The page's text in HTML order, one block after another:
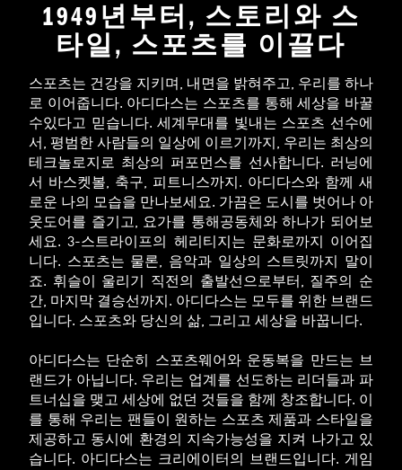
1949년부터, 스토리와 스
타일, 스포츠를 이끌다
스포츠는 건강을 지키며, 내면을 밝혀주고, 우리를 하나
로 이어줍니다. 아디다스는 스포츠를 통해 세상을 바꿀
수있다고 믿습니다. 세계무대를 빛내는 스포츠 선수에
서, 평범한 사람들의 일상에 이르기까지, 우리는 최상의
테크놀로지로 최상의 퍼포먼스를 선사합니다. 러닝에
서 바스켓볼, 축구, 피트니스까지. 아디다스와 함께 새
로운 나의 모습을 만나보세요. 가끔은 도시를 벗어나 아
웃도어를 즐기고, 요가를 통해공동체와 하나가 되어보
세요. 3-스트라이프의 헤리티지는 문화로까지 이어집
니다. 스포츠는 물론, 음악과 일상의 스트릿까지 말이
죠. 휘슬이 울리기 직전의 출발선으로부터, 질주의 순
간, 마지막 결승선까지. 아디다스는 모두를 위한 브랜드
입니다. 스포츠와 당신의 삶, 그리고 세상을 바꿉니다.
아디다스는 단순히 스포츠웨어와 운동복을 만드는 브
랜드가 아닙니다. 우리는 업계를 선도하는 리더들과 파
트너십을 맺고 세상에 없던 것들을 함께 창조합니다. 이
를 통해 우리는 팬들이 원하는 스포츠 제품과 스타일을
제공하고 동시에 환경의 지속가능성을 지켜 나가고 있
습니다. 아디다스는 크리에이터의 브랜드입니다. 게임